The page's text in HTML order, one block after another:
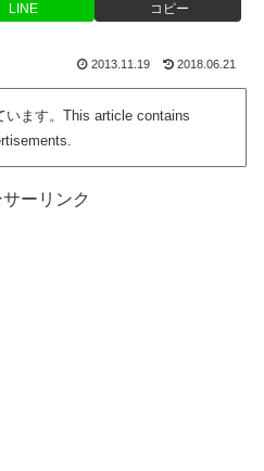
LINE コピー
2013.11.19 2018.06.21
います。This article contains
ーリンク